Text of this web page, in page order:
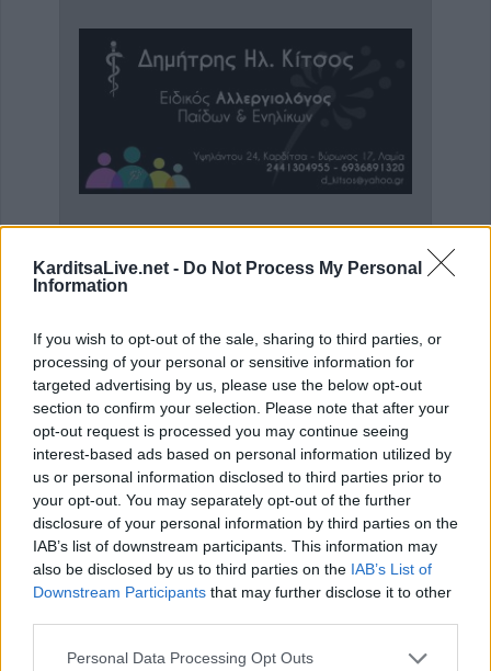
KarditsaLive.net - Do Not Process My Personal
Information
If you wish to opt-out of the sale, sharing to third parties, or
processing of your personal or sensitive information for
targeted advertising by us, please use the below opt-out
section to confirm your selection. Please note that after your
opt-out request is processed you may continue seeing
interest-based ads based on personal information utilized by
us or personal information disclosed to third parties prior to
your opt-out. You may separately opt-out of the further
disclosure of your personal information by third parties on the
IAB’s list of downstream participants. This information may
also be disclosed by us to third parties on the IAB’s List of
Downstream Participants that may further disclose it to other
Personal Data Processing Opt Outs
ΑΓΓΕΛΙΕΣ
Πωλείται μονοκατοικία τριών επιπέδων στο καταπράσινο Πευκόφυτο Καρδίτσας